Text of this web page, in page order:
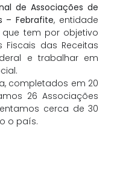
de Associações de
– Febrafite, entidade
tem por objetivo
das Receitas
e trabalhar em
completados em 20
26 Associações
cerca de 30
o país.